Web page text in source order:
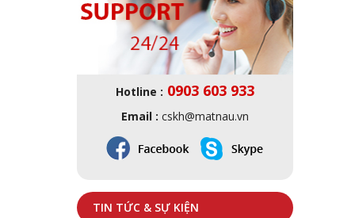
Hotline : 0903 603 933
Email : cskh@matnau.vn
TIN TỨC & SỰ KIỆN